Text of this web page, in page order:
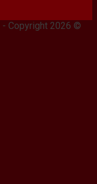
- Copyright 2026 ©